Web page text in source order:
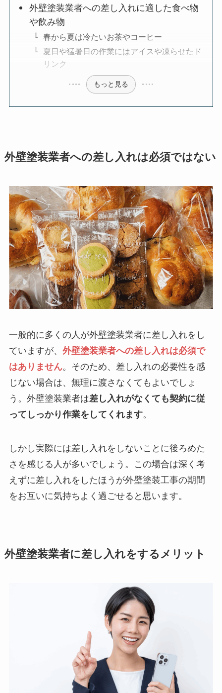
外壁塗装業者への差し入れに適した食べ物
や飲み物
春から夏は冷たいお茶やコーヒー
夏日や猛暑日の作業にはアイスや凍らせたド
リンク
もっと見る
外壁塗装業者への差し入れは必須ではない
一般的に多くの人が外壁塗装業者に差し入れをし
ていますが、 外壁塗装業者への差し入れは必須で
はありません。そのため、差し入れの必要性を感
じない場合は、無理に渡さなくてもよいでしょ
う。外壁塗装業者は差し入れがなくても契約に従
ってしっかり作業をしてくれます。
しかし実際には差し入れをしないことに後ろめた
さを感じる人が多いでしょう。この場合は深く考
えずに差し入れをしたほうが外壁塗装工事の期間
をお互いに気持ちよく過ごせると思います。
外壁塗装業者に差し入れをするメリット